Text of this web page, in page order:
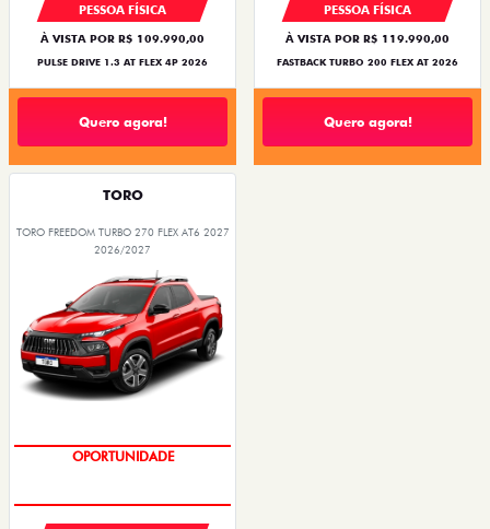
PESSOA FÍSICA
À VISTA POR R$ 109.990,00
PULSE DRIVE 1.3 AT FLEX 4P 2026
Quero agora!
PESSOA FÍSICA
À VISTA POR R$ 119.990,00
FASTBACK TURBO 200 FLEX AT 2026
Quero agora!
TORO
TORO FREEDOM TURBO 270 FLEX AT6 2027
2026/2027
OPORTUNIDADE